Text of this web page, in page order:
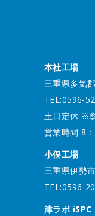
本社工場
三重県多気
TEL:0596-
土日定休 ※
営業時間 8
小俣工場
三重県伊勢
TEL:0596-
津ラボ iSPC